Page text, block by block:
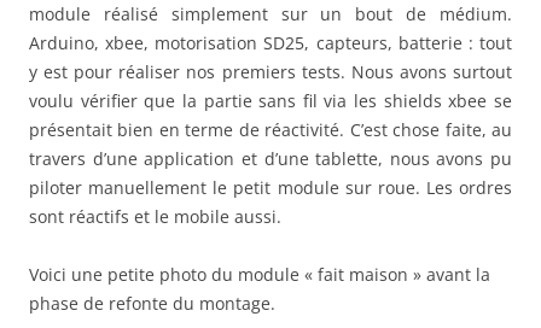
module réalisé simplement sur un bout de médium.
Arduino, xbee, motorisation SD25, capteurs, batterie : tout
y est pour réaliser nos premiers tests. Nous avons surtout
voulu vérifier que la partie sans fil via les shields xbee se
présentait bien en terme de réactivité. C’est chose faite, au
travers d’une application et d’une tablette, nous avons pu
piloter manuellement le petit module sur roue. Les ordres
sont réactifs et le mobile aussi.
Voici une petite photo du module « fait maison » avant la
phase de refonte du montage.